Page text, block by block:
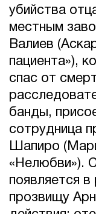
убийства
местным
Валиев
пациента»),
спас от
банды,
сотрудница
Шапиро
«Нелюбви»).
появляется в
прозвищу